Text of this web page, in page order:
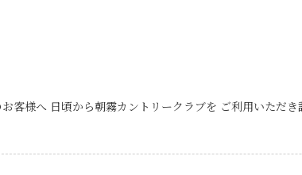
客様へ 日頃から朝霧カントリークラブを ご利用いた